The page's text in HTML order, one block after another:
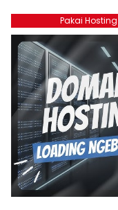
Pakai